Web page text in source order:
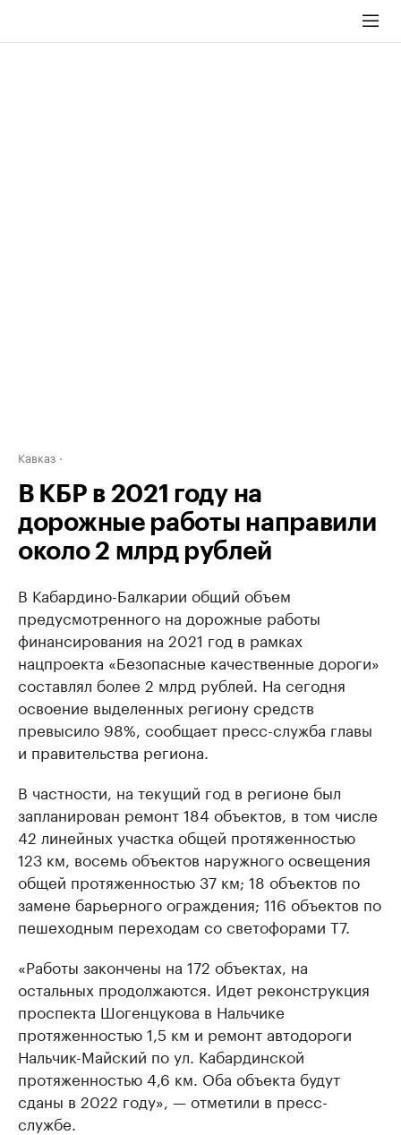
Кавказ
В КБР в 2021 году на
дорожные работы направили
около 2 млрд рублей
В Кабардино-Балкарии общий объем
предусмотренного на дорожные работы
финансирования на 2021 год в рамках
нацпроекта «Безопасные качественные дороги»
составлял более 2 млрд рублей. На сегодня
освоение выделенных региону средств
превысило 98%, сообщает пресс-служба главы
и правительства региона.
В частности, на текущий год в регионе был
запланирован ремонт 184 объектов, в том числе
42 линейных участка общей протяженностью
123 км, восемь объектов наружного освещения
общей протяженностью 37 км; 18 объектов по
замене барьерного ограждения; 116 объектов по
пешеходным переходам со светофорами Т7.
«Работы закончены на 172 объектах, на
остальных продолжаются. Идет реконструкция
проспекта Шогенцукова в Нальчике
протяженностью 1,5 км и ремонт автодороги
Нальчик-Майский по ул. Кабардинской
протяженностью 4,6 км. Оба объекта будут
сданы в 2022 году», — отметили в пресс-
службе.